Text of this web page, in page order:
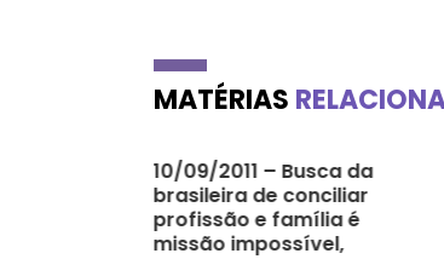
MATÉRIAS
10/09/2011 – Busca da
brasileira de conciliar
profissão e família é
missão impossível,